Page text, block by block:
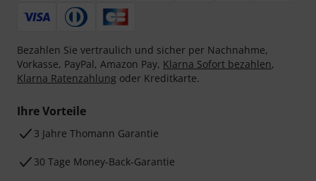
Bezahlen Sie vertraulich und sicher per Nachnahme,
Vorkasse, PayPal, Amazon Pay, Klarna Sofort bezahlen,
Klarna Ratenzahlung oder Kreditkarte.
Ihre Vorteile
3 Jahre Thomann Garantie
30 Tage Money-Back-Garantie